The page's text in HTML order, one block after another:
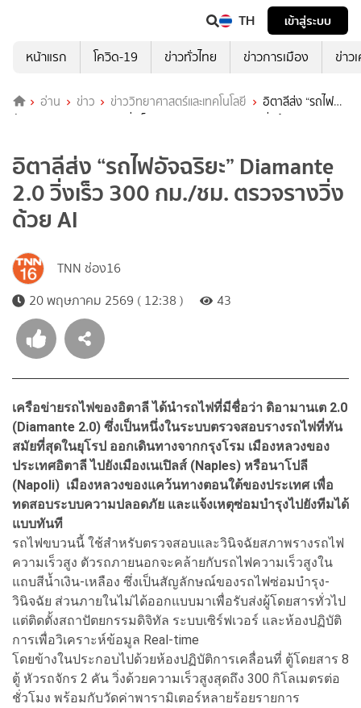
TH
เข้าสู่ระบบ
หน้าแรก
โควิด-19 ข่าวทั่วไทย ข่าวการเมือง ข่าว
อ่าน ข่าว ข่าววิทยาศาสตร์และเทคโนโลยี
อิตาลีส่ง “รถไฟ
อัจฉริยะ” Diamante 2.0 วิ่งเร็ว 300 กม./ชม. ตรวจรางวิ่งด้วย AI
อิตาลีส่ง “รถไฟอัจฉริยะ” Diamante
2.0 วิ่งเร็ว 300 กม./ชม. ตรวจรางวิ่ง
ด้วย AI
TNN ช่อง16
20 พฤษภาคม 2569 ( 12:38 )
43
เครือข่ายรถไฟของอิตาลี ได้นำรถไฟที่มีชื่อว่า ดิอามานเต 2.0
(Diamante 2.0) ซึ่งเป็นหนึ่งในระบบตรวจสอบรางรถไฟที่ทัน
สมัยที่สุดในยุโรป ออกเดินทางจากกรุงโรม เมืองหลวงของ
ประเทศอิตาลี ไปยังเมืองเนเปิลส์ (Naples) หรือนาโปลี
(Napoli) เมืองหลวงของแคว้นทางตอนใต้ของประเทศ เพื่อ
ทดสอบระบบความปลอดภัย และแจ้งเหตุซ่อมบำรุงไปยังทีมได้
แบบทันที
รถไฟขบวนนี้ ใช้สำหรับตรวจสอบและวินิจฉัยสภาพรางรถไฟ
ความเร็วสูง ตัวรถภายนอกจะคล้ายกับรถไฟความเร็วสูงใน
แถบสีน้ำเงิน-เหลือง ซึ่งเป็นสัญลักษณ์ของรถไฟซ่อมบำรุง-
วินิจฉัย ส่วนภายในไม่ได้ออกแบบมาเพื่อรับส่งผู้โดยสารทั่วไป
แต่ติดตั้งสถาปัตยกรรมดิจิทัล ระบบเซิร์ฟเวอร์ และห้องปฏิบัติ
การเพื่อวิเคราะห์ข้อมูล Real-time
โดยข้างในประกอบไปด้วยห้องปฏิบัติการเคลื่อนที่ ตู้โดยสาร 8
ตู้ หัวรถจักร 2 คัน วิ่งด้วยความเร็วสูงสุดถึง 300 กิโลเมตรต่อ
ชั่วโมง พร้อมกับวัดค่าพารามิเตอร์หลายร้อยรายการ